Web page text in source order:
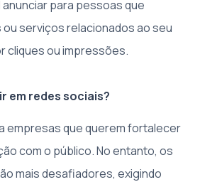
para pessoas que
serviços relacionados ao seu
cliques ou impressões.
em redes sociais?
empresas que querem fortalecer
com o público. No entanto, os
mais desafiadores, exigindo